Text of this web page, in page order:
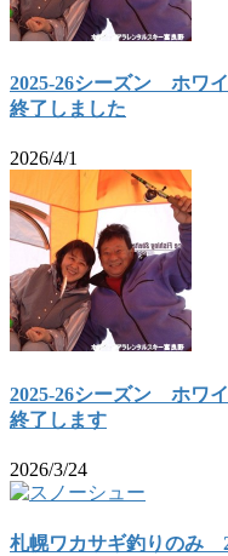
2025-26シーズン ホワ
終了しました
2026/4/1
2025-26シーズン ホワ
終了します
2026/3/24
札幌ワカサギ釣りのみ